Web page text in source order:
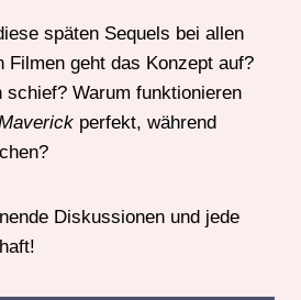
späten Sequels bei allen
Filmen geht das Konzept auf?
Warum funktionieren
perfekt, während
Diskussionen und jede